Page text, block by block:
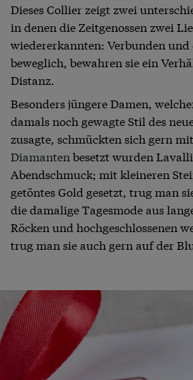
Dieses Collier zeigt zwei
in denen die Zeitgenossen zwei
wiedererkannten: Verbunden
beweglich, bewahren sie ein
Distanz.
Besonders jüngere Damen,
damals noch gewagte Stil des
zusagte, schmückten sich gern
Diamanten besetzt wurden
Abendschmuck; mit kleineren
getöntes Gold gesetzt, trug man
die damalige Tagesmode aus
Röcken und hochgeschlossenen
trug man sie auch gern auf der